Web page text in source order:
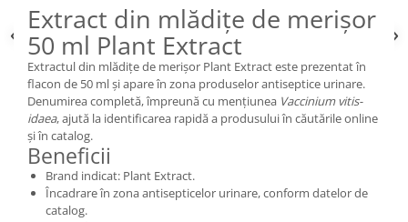
Extract din mlădițe de merișor
50 ml Plant Extract
Extractul din mlădițe de merișor Plant Extract este prezentat în
flacon de 50 ml și apare în zona produselor antiseptice urinare.
Denumirea completă, împreună cu mențiunea Vaccinium vitis-
idaea, ajută la identificarea rapidă a produsului în căutările online
și în catalog.
Beneficii
Brand indicat: Plant Extract.
Încadrare în zona antisepticelor urinare, conform datelor de
catalog.